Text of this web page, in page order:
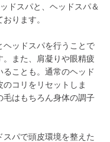
ドスパと、ヘッドスパ＆
ります。
ヘッドスパを行うことで
また、肩凝りや眼精疲
ことも。通常のヘッド
コリをリセットしま
毛はもちろん身体の調子
パで頭皮環境を整えた